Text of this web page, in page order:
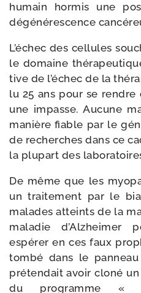
humain hor­mis une
dégé­né­res­cence
L’échec des cel­lules
le domaine
tive de l’é­chec de la
lu 25 ans pour se rendre
une impasse. Aucune
manière fiable par le
de recherches dans ce
la plu­part des
De même que les
un trai­te­ment par le
malades atteints de la
mala­die d’Alzheimer
espé­rer en ces faux
tom­bé dans le
pré­ten­dait avoir clo­né
du pro­gramme «